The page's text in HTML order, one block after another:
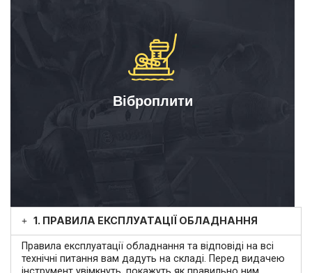
Віброплити
1. ПРАВИЛА ЕКСПЛУАТАЦІЇ ОБЛАДНАННЯ
Правила експлуатації обладнання та відповіді на всі
технічні питання вам дадуть на складі. Перед видачею